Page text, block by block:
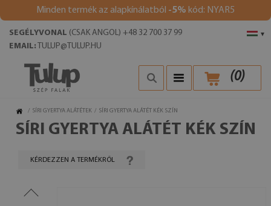
Minden termék az alapkínálatból -5% kód: NYAR5
▾
SEGÉLYVONAL (CSAK ANGOL) +48 32 700 37 99
EMAIL: TULUP@TULUP.HU
(0)
/ SÍRI GYERTYA ALÁTÉTEK / SÍRI GYERTYA ALÁTÉT KÉK SZÍN
SÍRI GYERTYA ALÁTÉT KÉK SZÍN
KÉRDEZZEN A TERMÉKRŐL